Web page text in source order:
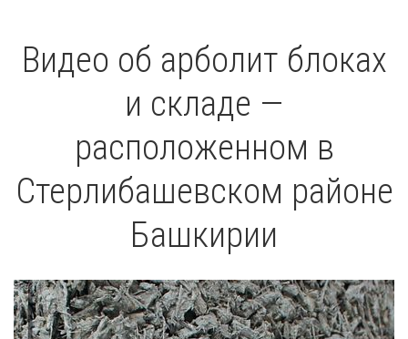
Видео об арболит блоках
и складе —
расположенном в
Стерлибашевском районе
Башкирии